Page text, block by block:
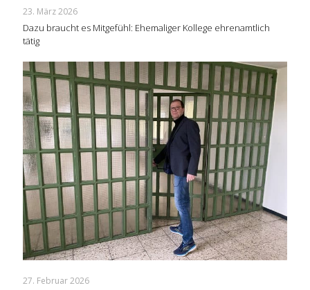
23. März 2026
Dazu braucht es Mitgefühl: Ehemaliger Kollege ehrenamtlich
tätig
27. Februar 2026